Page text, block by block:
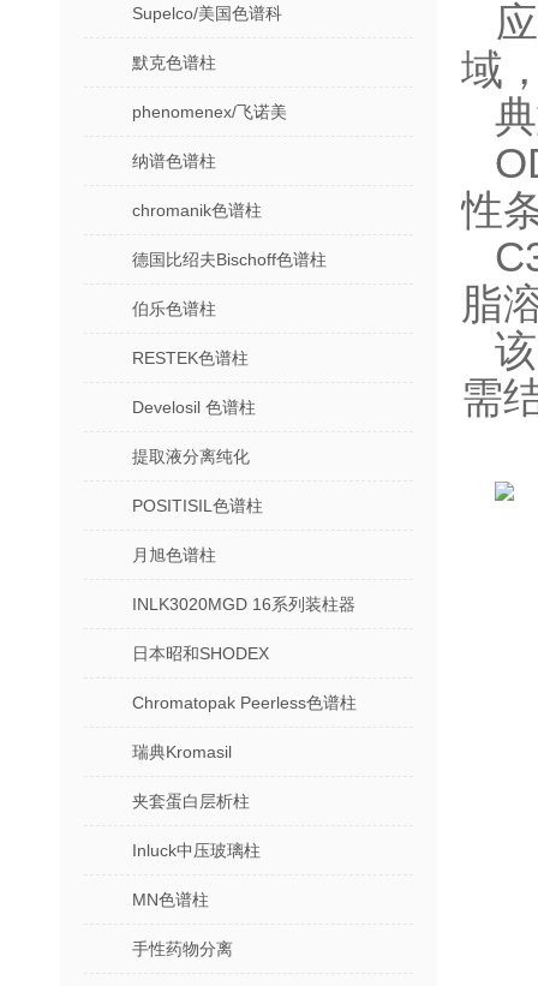
Supelco/美国色谱科
默克色谱柱
phenomenex/飞诺美
纳谱色谱柱
chromanik色谱柱
德国比绍夫Bischoff色谱柱
伯乐色谱柱
RESTEK色谱柱
Develosil 色谱柱
提取液分离纯化
POSITISIL色谱柱
月旭色谱柱
INLK3020MGD 16系列装柱器
日本昭和SHODEX
Chromatopak Peerless色谱柱
瑞典Kromasil
夹套蛋白层析柱
Inluck中压玻璃柱
MN色谱柱
手性药物分离
域
性
脂
需